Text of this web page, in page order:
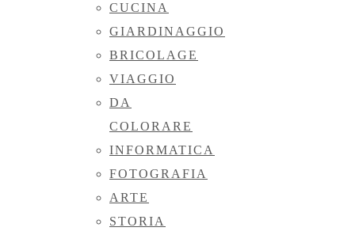
CUCINA
GIARDINAGGIO
BRICOLAGE
VIAGGIO
DA
COLORARE
INFORMATICA
FOTOGRAFIA
ARTE
STORIA